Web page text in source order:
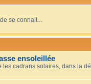
se connait...
ensoleillée
les cadrans solaires, dans la